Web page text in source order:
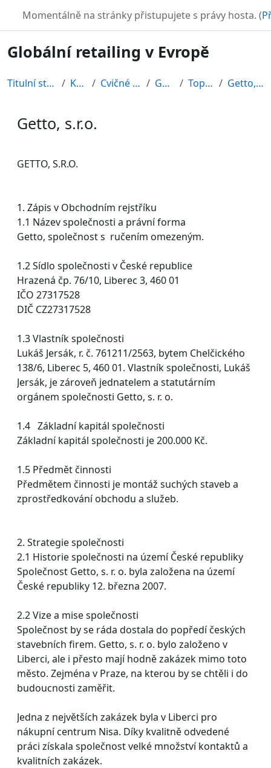
TURBO
Momentálně na stránky přistupujete s právy hosta. (
Globální retailing v Evropě
Titulní stránka Kurzy Cvičné kurzy GRE08 Topic 11 Getto, s.r.o.
Getto, s.r.o.
GETTO, S.R.O.
1. Zápis v Obchodním rejstříku
1.1 Název společnosti a právní forma
Getto, společnost s ručením omezeným.
1.2 Sídlo společnosti v České republice
Hrazená čp. 76/10, Liberec 3, 460 01
IČO 27317528
DIČ CZ27317528
1.3 Vlastník společnosti
Lukáš Jersák, r. č. 761211/2563, bytem Chelčického
138/6, Liberec 5, 460 01. Vlastník společnosti, Lukáš
Jersák, je zároveň jednatelem a statutárním
orgánem společnosti Getto, s. r. o.
1.4 Základní kapitál společnosti
Základní kapitál společnosti je 200.000 Kč.
1.5 Předmět činnosti
Předmětem činnosti je montáž suchých staveb a
zprostředkování obchodu a služeb.
2. Strategie společnosti
2.1 Historie společnosti na území České republiky
Společnost Getto, s. r. o. byla založena na území
České republiky 12. března 2007.
2.2 Vize a mise společnosti
Společnost by se ráda dostala do popředí českých
stavebních firem. Getto, s. r. o. bylo založeno v
Liberci, ale i přesto mají hodně zakázek mimo toto
město. Zejména v Praze, na kterou by se chtěli i do
budoucnosti zaměřit.
Jedna z největších zakázek byla v Liberci pro
nákupní centrum Nisa. Díky kvalitně odvedené
práci získala společnost velké množství kontaktů a
kvalitních zakázek.